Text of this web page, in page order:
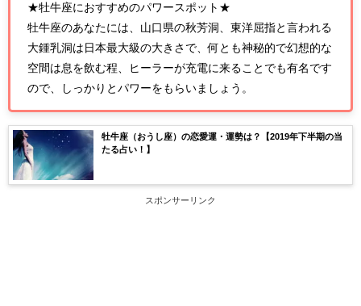
★牡牛座におすすめのパワースポット★
牡牛座のあなたには、山口県の秋芳洞、東洋屈指と言われる
大鍾乳洞は日本最大級の大きさで、何とも神秘的で幻想的な
空間は息を飲む程、ヒーラーが充電に来ることでも有名です
ので、しっかりとパワーをもらいましょう。
牡牛座（おうし座）の恋愛運・運勢は？【2019年下半期の当
たる占い！】
スポンサーリンク